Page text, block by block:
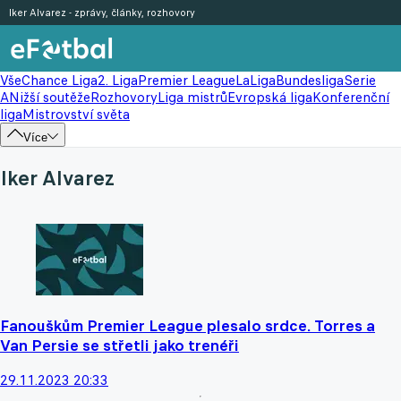
VšeChance Liga2. LigaPremier LeagueLaLigaBundesligaSerie
ANižší soutěžeRozhovoryLiga mistrůEvropská ligaKonferenční
ligaMistrovství světa
Více
Iker Alvarez - zprávy, články, rozhovory
Iker Alvarez
Fanouškům Premier League plesalo srdce. Torres a
Van Persie se střetli jako trenéři
29.11.2023 20:33